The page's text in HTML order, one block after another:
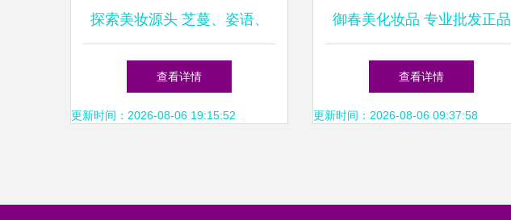
探索美妆源头 芝蔓、姿语、
资美惠子品牌批发与加盟机遇
解析
查看详情
更新时间：2026-08-06 19:15:52
御春美化妆品 专业批发正品
套装，开启健康美肤新篇章
查看详情
更新时间：2026-08-06 09:37:58